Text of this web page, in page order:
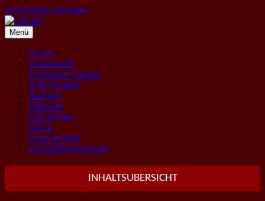
Zum Inhalt springen
Menü
Home
Gästebuch
In eigener Sache
Sitechanges
Suchen
Sitemap
Disclaimer
FAQs
Datenschutz
Kontakt/Impressum
INHALTSUBERSICHT